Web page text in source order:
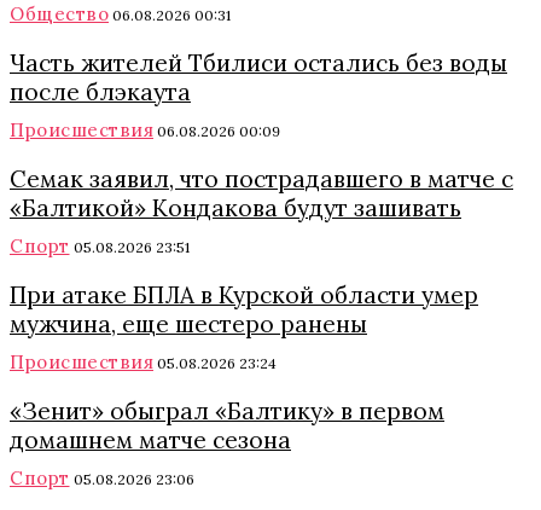
Общество 06.08.2026 00:31
Часть жителей Тбилиси остались без воды
после блэкаута
Происшествия 06.08.2026 00:09
Семак заявил, что пострадавшего в матче с
«Балтикой» Кондакова будут зашивать
Спорт 05.08.2026 23:51
При атаке БПЛА в Курской области умер
мужчина, еще шестеро ранены
Происшествия 05.08.2026 23:24
«Зенит» обыграл «Балтику» в первом
домашнем матче сезона
Спорт 05.08.2026 23:06